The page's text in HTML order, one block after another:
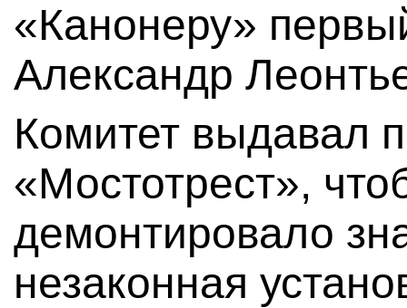
«Канонеру»
Александр
Комитет выдавал
«Мостотрест»,
демонтировало
незаконная